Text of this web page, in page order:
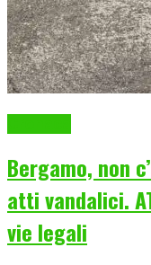
Bergamo, non
atti vandalici.
vie legali